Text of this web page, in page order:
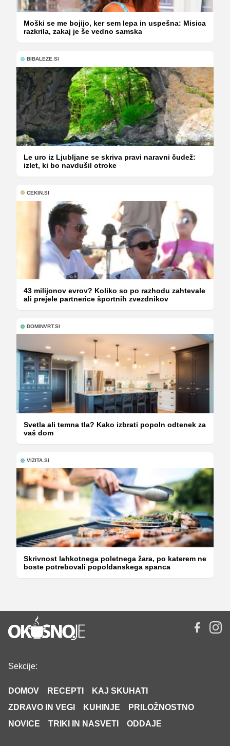
Moški se me bojijo, ker sem lepa in uspešna: Misica
razkrila, zakaj je še vedno samska
BIBALEZE.SI
Le uro iz Ljubljane se skriva pravi naravni čudež:
izlet, ki bo navdušil otroke
CEKIN.SI
43 milijonov evrov? Koliko so po razhodu zahtevale
ali prejele partnerice športnih zvezdnikov
DOMINVRT.SI
Svetla ali temna tla? Kako izbrati popoln odtenek za
vaš dom
VIZITA.SI
Skrivnost lahkotnega poletnega žara, po katerem ne
boste potrebovali popoldanskega spanca
Sekcije:
DOMOV RECEPTI
KAJ SKUHATI
ZDRAVO IN VEGI
KUHINJE
PRILOŽNOSTNO
NOVICE
TRIKI IN NASVETI ODDAJE